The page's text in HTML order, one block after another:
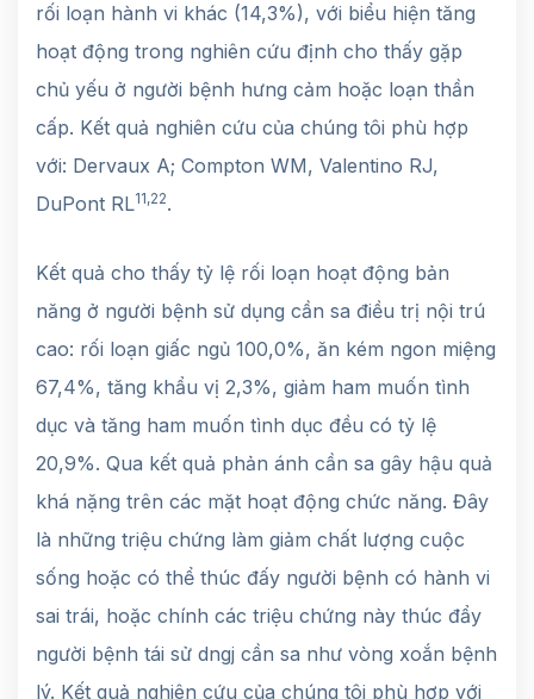
rối loạn hành vi khác (14,3%), với biểu hiện tăng
hoạt động trong nghiên cứu định cho thấy gặp
chủ yếu ở người bệnh hưng cảm hoặc loạn thần
cấp. Kết quả nghiên cứu của chúng tôi phù hợp
với: Dervaux A; Compton WM, Valentino RJ,
DuPont RL11,22.
Kết quả cho thấy tỷ lệ rối loạn hoạt động bản
năng ở người bệnh sử dụng cần sa điều trị nội trú
cao: rối loạn giấc ngủ 100,0%, ăn kém ngon miệng
67,4%, tăng khẩu vị 2,3%, giảm ham muốn tình
dục và tăng ham muốn tình dục đều có tỷ lệ
20,9%. Qua kết quả phản ánh cần sa gây hậu quả
khá nặng trên các mặt hoạt động chức năng. Đây
là những triệu chứng làm giảm chất lượng cuộc
sống hoặc có thể thúc đấy người bệnh có hành vi
sai trái, hoặc chính các triệu chứng này thúc đẩy
người bệnh tái sử dngj cần sa như vòng xoắn bệnh
lý. Kết quả nghiên cứu của chúng tôi phù hợp với